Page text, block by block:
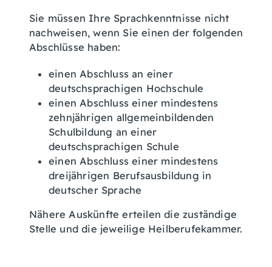
Sie müssen Ihre Sprachkenntnisse nicht
nachweisen, wenn Sie einen der folgenden
Abschlüsse haben:
einen Abschluss an einer
deutschsprachigen Hochschule
einen Abschluss einer mindestens
zehnjährigen allgemeinbildenden
Schulbildung an einer
deutschsprachigen Schule
einen Abschluss einer mindestens
dreijährigen Berufsausbildung in
deutscher Sprache
Nähere Auskünfte erteilen die zuständige
Stelle und die jeweilige Heilberufekammer.